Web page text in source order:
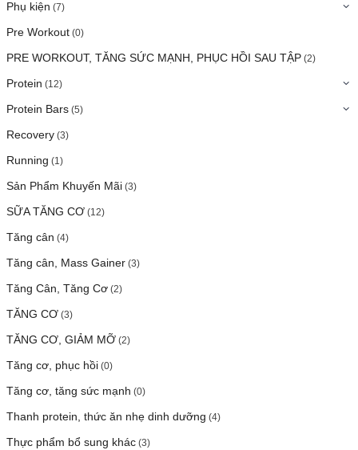
Phụ kiện (7)
Pre Workout (0)
PRE WORKOUT, TĂNG SỨC MẠNH, PHỤC HỒI SAU TẬP (2)
Protein (12)
Protein Bars (5)
Recovery (3)
Running (1)
Sản Phẩm Khuyến Mãi (3)
SỮA TĂNG CƠ (12)
Tăng cân (4)
Tăng cân, Mass Gainer (3)
Tăng Cân, Tăng Cơ (2)
TĂNG CƠ (3)
TĂNG CƠ, GIẢM MỠ (2)
Tăng cơ, phục hồi (0)
Tăng cơ, tăng sức mạnh (0)
Thanh protein, thức ăn nhẹ dinh dưỡng (4)
Thực phẩm bổ sung khác (3)